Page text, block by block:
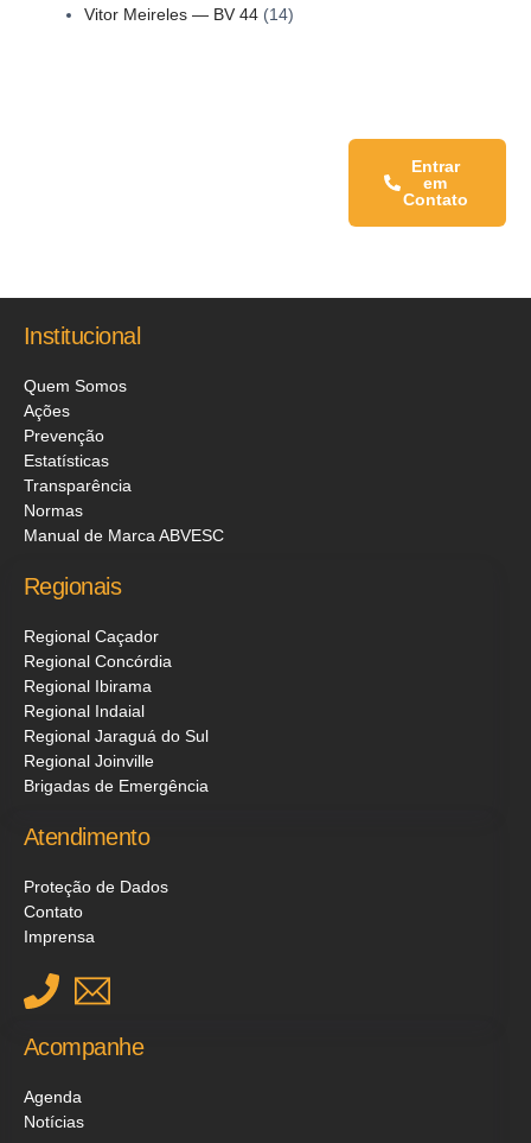
Vitor Meireles — BV 44(14)
Entrar
em
Contato
Institucional
Quem Somos
Ações
Prevenção
Estatísticas
Transparência
Normas
Manual de Marca ABVESC
Regionais
Regional Caçador
Regional Concórdia
Regional Ibirama
Regional Indaial
Regional Jaraguá do Sul
Regional Joinville
Brigadas de Emergência
Atendimento
Proteção de Dados
Contato
Imprensa
Acompanhe
Agenda
Notícias